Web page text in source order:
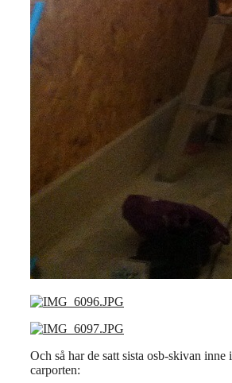
Och så har de satt sista osb-skivan inne i
carporten: